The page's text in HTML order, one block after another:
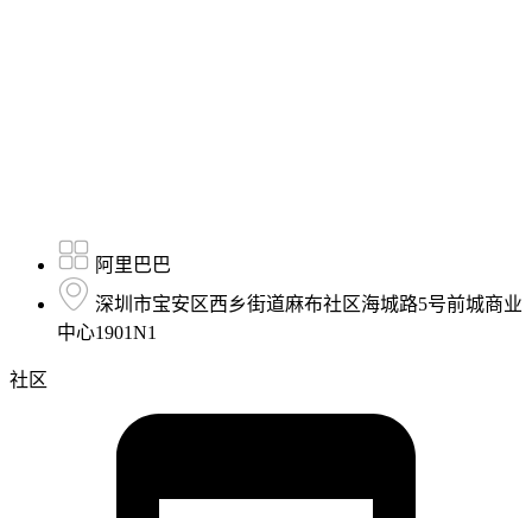
阿里巴巴
深圳市宝安区西乡街道麻布社区海城路5号前城商业
中心1901N1
社区